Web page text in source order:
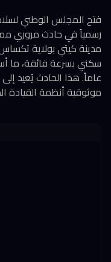
رسمياً في حادث مروري
مدينة كيتي بولاية
عاماً. هذا الحادث يُعيد
موثوقية أنظمة القيادة